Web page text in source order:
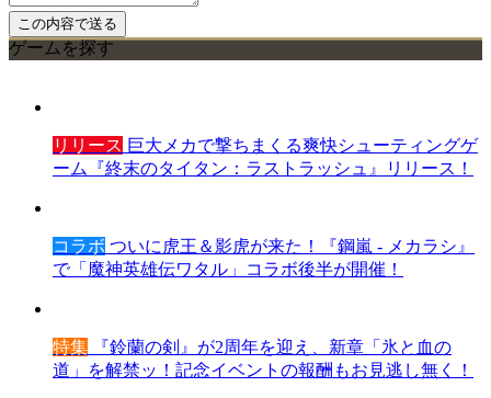
ゲームを探す
リリース 巨大メカで撃ちまくる爽快シューティングゲ
ーム『終末のタイタン：ラストラッシュ』リリース！
コラボ ついに虎王＆影虎が来た！『鋼嵐 - メカラシ』
で「魔神英雄伝ワタル」コラボ後半が開催！
特集 『鈴蘭の剣』が2周年を迎え、新章「氷と血の
道」を解禁ッ！記念イベントの報酬もお見逃し無く！